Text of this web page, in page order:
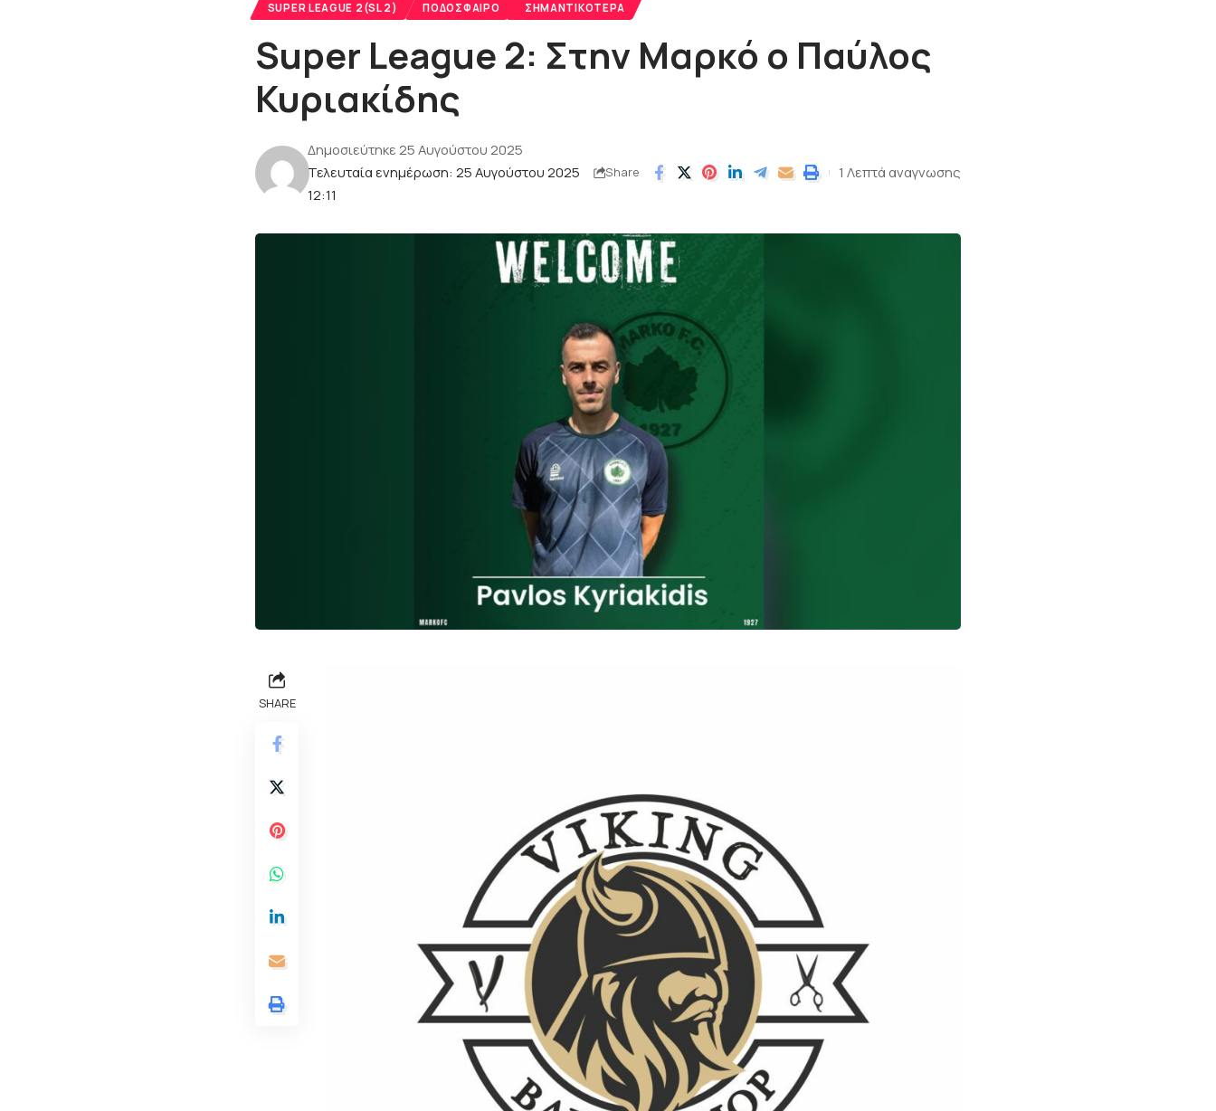
SUPER LEAGUE 2(SL 2) ΠΟΔΌΣΦΑΙΡΟ ΣΗΜΑΝΤΙΚΌΤΕΡΑ
Super League 2: Στην Μαρκό ο Παύλος
Κυριακίδης
Τελευταία ενημέρωση: 25 Αυγούστου 2025
12:11
Δημοσιεύτηκε 25 Αυγούστου 2025
Share 1 Λεπτά αναγνωσης
SHARE